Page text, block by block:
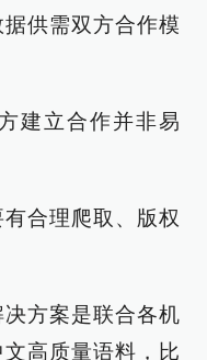
供需双方合作模
建立合作并非易
合理爬取、版权
方案是联合各机
高质量语料，比